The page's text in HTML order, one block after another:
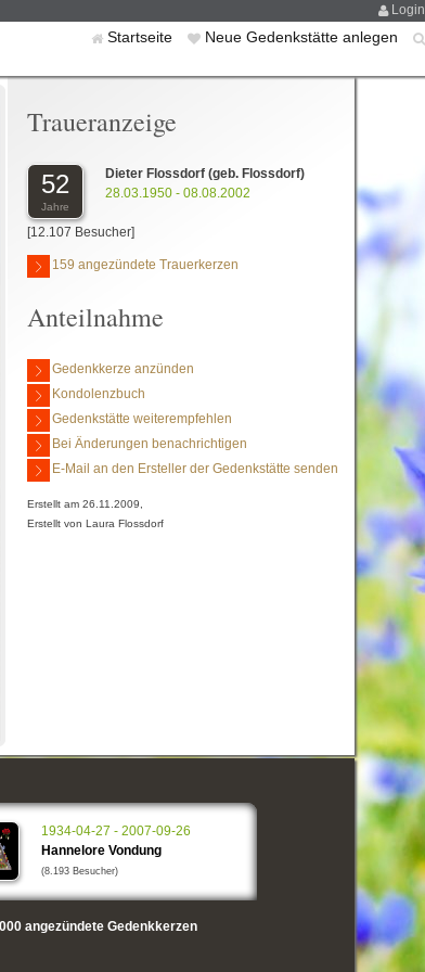
Login
Startseite Neue Gedenkstätte anlegen
Traueranzeige
52
Jahre
Dieter Flossdorf (geb. Flossdorf)
28.03.1950 - 08.08.2002
[12.107 Besucher]
159 angezündete Trauerkerzen
Anteilnahme
Gedenkkerze anzünden
Kondolenzbuch
Gedenkstätte weiterempfehlen
Bei Änderungen benachrichtigen
E-Mail an den Ersteller der Gedenkstätte senden
Erstellt am 26.11.2009,
Erstellt von Laura Flossdorf
1934-04-27 - 2007-09-26
Hannelore Vondung
(8.193 Besucher)
angezündete Gedenkkerzen